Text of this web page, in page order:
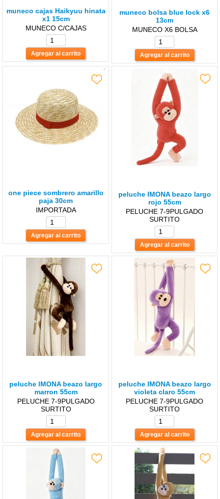
muneco cajas Haikyuu hinata
x1 15cm
MUNECO C/CAJAS
muneco bolsa blue lock x6
13cm
MUNECO X6 BOLSA
one piece sombrero amarillo
paja 30cm
IMPORTADA
peluche lMONA beazo largo
rojo 55cm
PELUCHE 7-9PULGADO
SURTITO
peluche lMONA beazo largo
marron 55cm
PELUCHE 7-9PULGADO
SURTITO
peluche lMONA beazo largo
violeta claro 55cm
PELUCHE 7-9PULGADO
SURTITO